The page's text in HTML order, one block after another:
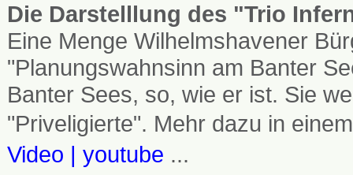
Die Darstelllung des "Trio
Eine Menge Wilhelmshavener
"Planungswahnsinn am Banter
Banter Sees, so, wie er ist. Sie
"Priveligierte". Mehr dazu in
Video | youtube ...